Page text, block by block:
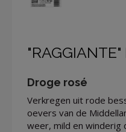
"RAGGIANTE"
Droge rosé
Verkregen uit rode
oevers van de
weer, mild en winderig